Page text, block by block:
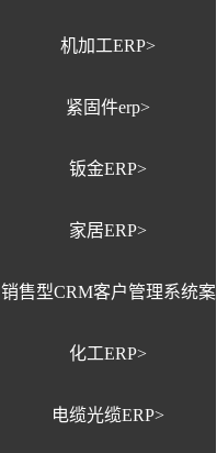
机加工ERP>
紧固件erp>
钣金ERP>
家居ERP>
销售型CRM客户管理系统案
例>
化工ERP>
电缆光缆ERP>